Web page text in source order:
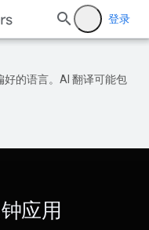
登录
好的语言。AI 翻译可能包
应用